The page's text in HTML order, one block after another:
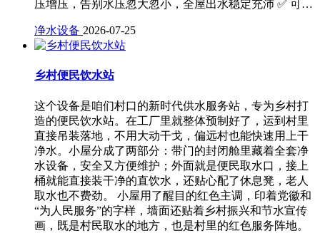
压增压，告别水压忽大忽小，全屋出水稳定充沛 ✅ 可…
净水设备 2026-07-25
乡村便民饮水站
这个设备是咱们村口的新时代供水服务站，专为乡村打
造的便民饮水站。在工厂里就整体预制好了，运到村里
直接吊装落地，不用大动干戈，偏远村也能快速用上干
净水。小屋分成了两部分：带门的封闭舱里藏着全套净
水设备，安全又方便维护；外面就是便民取水口，接上
桶就能直接装干净的直饮水，还贴心配了休息凳，老人
取水也不费劲。 小屋用了醒目的红色主调，印着党徽和
“为人民服务”的字样，墙面还贴着乡村振兴和节水宣传
画，既是村民取水的地方，也是村里的红色服务阵地。